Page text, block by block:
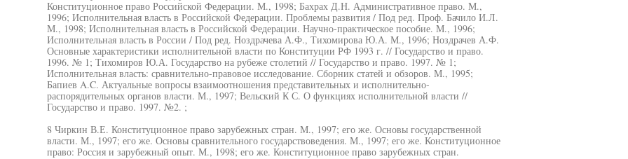
Конституционное право Российской Федерации. М., 1998; Бахрах Д.Н. Административное право. М.,
1996; Исполнительная власть в Российской Федерации. Проблемы развития / Под ред. Проф. Бачило И.Л.
М., 1998; Исполнительная власть в Российской Федерации. Научно-практическое пособие. М., 1996;
Исполнительная власть в России / Под ред. Ноздрачева А.Ф., Тихомирова Ю.А. М., 1996; Ноздрачев А.Ф.
Основные характеристики исполнительной власти по Конституции РФ 1993 г. // Государство и право.
1996. № 1; Тихомиров Ю.А. Государство на рубеже столетий // Государство и право. 1997. № 1;
Исполнительная власть: сравнительно-правовое исследование. Сборник статей и обзоров. М., 1995;
Бапиев A.C. Актуальные вопросы взаимоотношения представительных и исполнительно-
распорядительных органов власти. М., 1997; Вельский К С. О функциях исполнительной власти //
Государство и право. 1997. №2. ;
8 Чиркин В.Е. Конституционное право зарубежных стран. М., 1997; его же. Основы государственной
власти. М., 1997; его же. Основы сравнительного государствоведения. М., 1997; его же. Конституционное
право: Россия и зарубежный опыт. М., 1998; его же. Конституционное право зарубежных стран.